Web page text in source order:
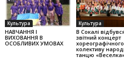
Культура
НАВЧАННЯ І
ВИХОВАННЯ В
ОСОБЛИВИХ УМОВАХ
Культура
В Сокалі
звітний концерт
хореографічного
колек­тиву
танцю